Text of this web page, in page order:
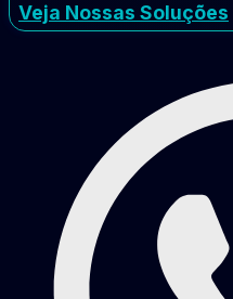
Veja Nossas Soluções